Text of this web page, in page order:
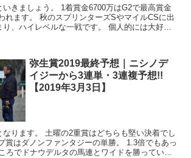
きましょう。 1着賞金6700万はG2で最高賞金
ーズSやマイルCSに出
、ハイレベルな一戦です。 個人的には大好き
弥生賞2019最終予想｜ニシノデ
イジーから3連単・3連複予想!!
【2019年3月3日】
ります。 土曜の2重賞はどちらも堅い決着でし
ろでドナウデルタの馬連とワイドを勝っていま